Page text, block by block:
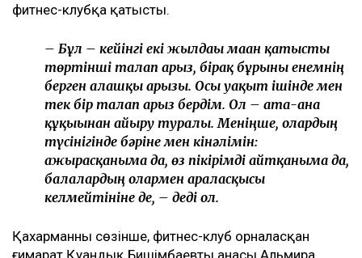
фитнес-клубқа қатысты.
– Бұл – кейінгі екі жылдағы маған қатысты
төртінші талап арыз, бірақ бұрынғы енемнің
берген алғашқы арызы. Осы уақыт ішінде мен
тек бір талап арыз бердім. Ол – ата-ана
құқығынан айыру туралы. Меніңше, олардың
түсінігінде бәріне мен кінәлімін:
ажырасқаныма да, өз пікірімді айтқаныма да,
балалардың олармен араласқысы
келмейтініне де, – деді ол.
Қахарманның сөзінше, фитнес-клуб орналасқан
ғимарат Қуандық Бишімбаевтың анасы Альмира